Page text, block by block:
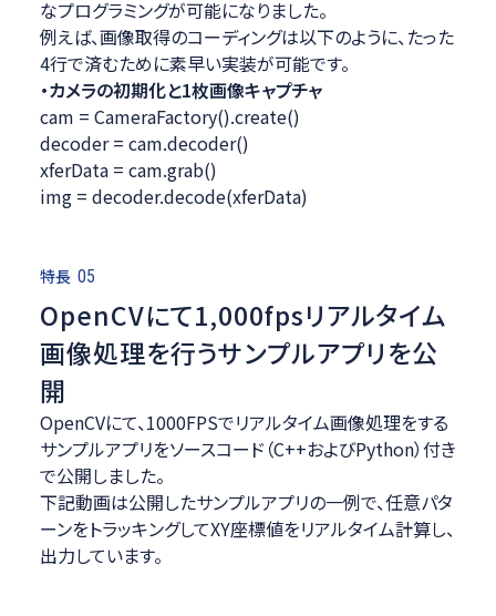
なプログラミングが可能になりました。
例えば、画像取得のコーディングは以下のように、たった
4行で済むために素早い実装が可能です。
・カメラの初期化と1枚画像キャプチャ
cam = CameraFactory().create()
decoder = cam.decoder()
xferData = cam.grab()
img = decoder.decode(xferData)
特長 05
OpenCVにて1,000fpsリアルタイム
画像処理を行うサンプルアプリを公
開
OpenCVにて、1000FPSでリアルタイム画像処理をする
サンプルアプリをソースコード（C++およびPython）付き
で公開しました。
下記動画は公開したサンプルアプリの一例で、任意パタ
ーンをトラッキングしてXY座標値をリアルタイム計算し、
出力しています。